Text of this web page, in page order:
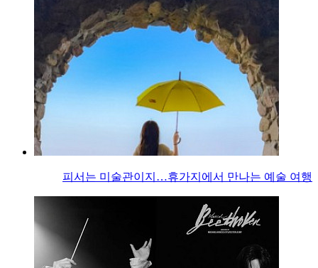
피서는 미술관이지…휴가지에서 만나는 예술 여행